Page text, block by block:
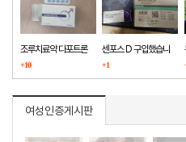
조루치료약 다포트론
구매했습니다
+10
센포스 D 구입했습니
다
+1
여성인증게시판